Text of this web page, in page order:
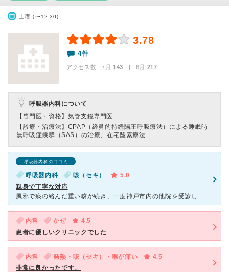
土曜（〜12:30）
3.78
4件
アクセス数 7月:143 | 6月:217
呼吸器内科について
【専門医・資格】 気管支鏡専門医
【診療・治療法】 CPAP（経鼻的持続陽圧呼吸療法）による睡眠時
無呼吸症候群（SAS）の治療、在宅酸素療法
呼吸器内科の口コミ
呼吸器内科 咳（セキ）
5.0
親身で丁寧な対応
風邪で痰の絡んだ重い咳が続き、一度神戸市内の他院を受診しましたが、診断結果に不安と疑問が残ったため、小川クリニックさんへもお伺いすることにしました。 他院とは違い、こちらでは話や状況をしっかりと聞い
内科 かぜ
4.5
患者に優しいクリニックでした
内科 発熱・咳（セキ）・喉が痛い
4.5
非常に良かったです。